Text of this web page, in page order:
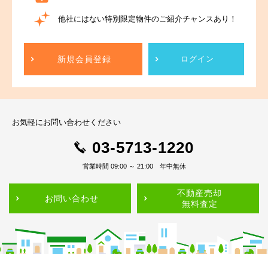
他社にはない特別限定物件のご紹介チャンスあり！
新規会員登録 ログイン
お気軽にお問い合わせください
03-5713-1220
営業時間 09:00 ～ 21:00 年中無休
お問い合わせ
不動産売却
無料査定